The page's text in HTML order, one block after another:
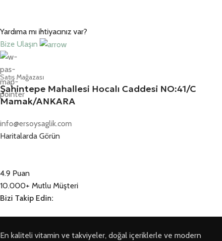
Yardıma mı ihtiyacınız var?
Bize Ulaşın
Satış Mağazası
Şahintepe Mahallesi Hocalı Caddesi NO:41/C
Mamak/ANKARA
info@ersoysaglik.com
Haritalarda Görün
4.9 Puan
10.000+ Mutlu Müşteri
Bizi Takip Edin:
En kaliteli vitamin ve takviyeler, doğal içeriklerle ve modern